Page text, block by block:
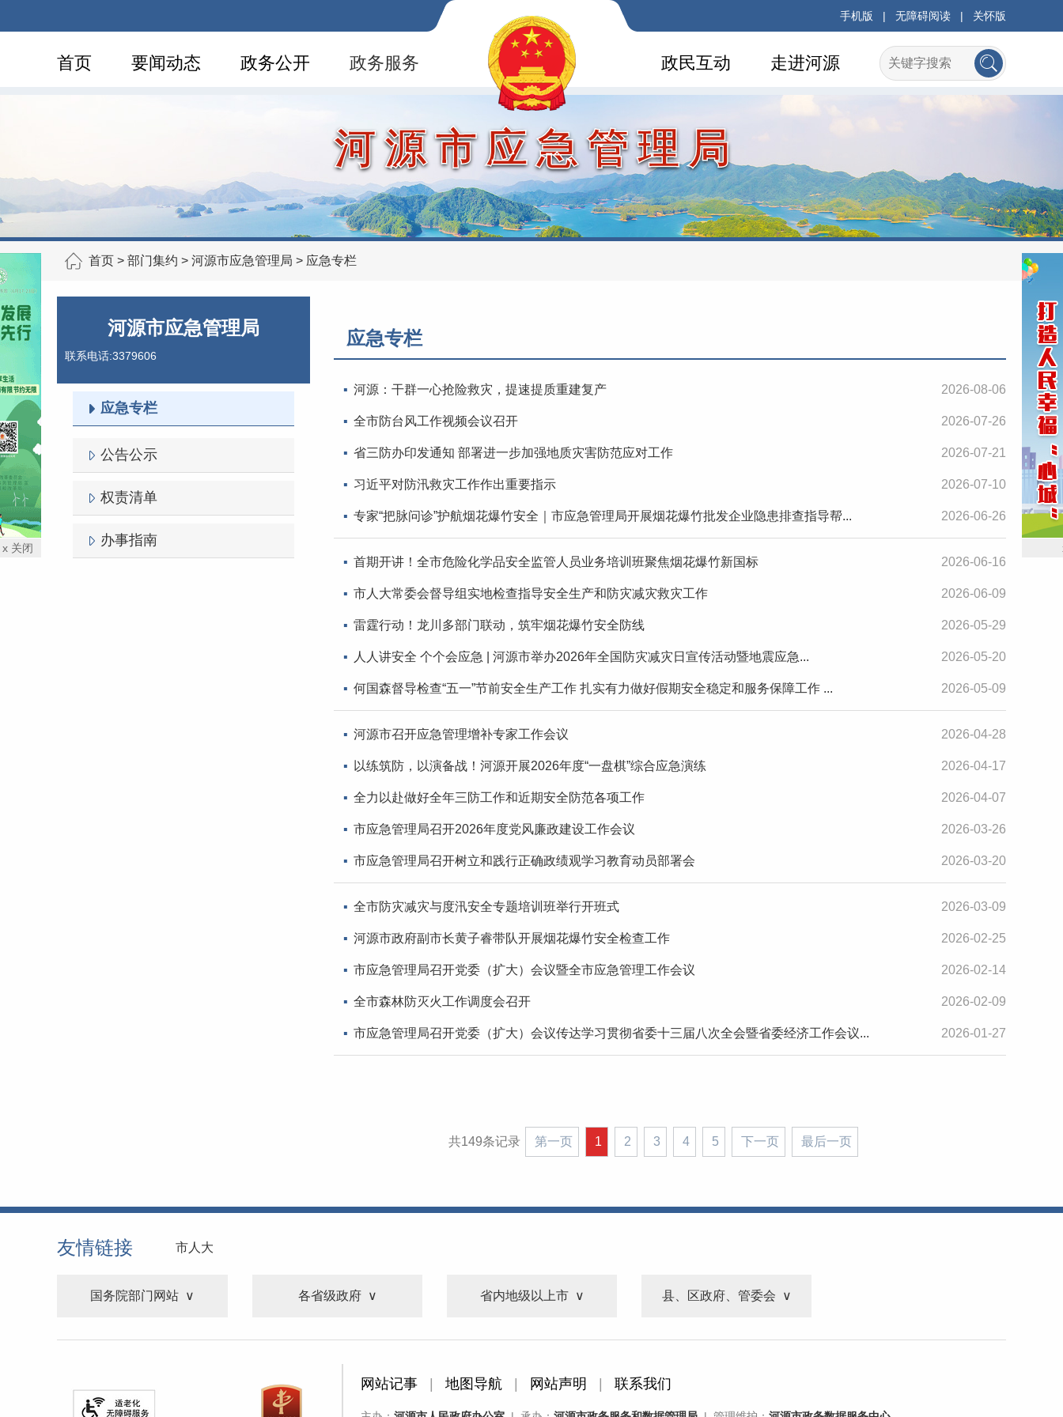
手机版 | 无障碍阅读 | 关怀版
首页 要闻动态 政务公开 政务服务 走进河源
政民互动
河源市应急管理局
首页 > 部门集约 > 河源市应急管理局 > 应急专栏
河源市应急管理局
联系电话:3379606
应急专栏
公告公示
权责清单
办事指南
应急专栏
2026-08-06
河源：干群一心抢险救灾，提速提质重建复产
2026-07-26
全市防台风工作视频会议召开
2026-07-21
省三防办印发通知 部署进一步加强地质灾害防范应对工作
2026-07-10
习近平对防汛救灾工作作出重要指示
2026-06-26
专家“把脉问诊”护航烟花爆竹安全｜市应急管理局开展烟花爆竹批发企业隐患排查指导帮...
2026-06-16
首期开讲！全市危险化学品安全监管人员业务培训班聚焦烟花爆竹新国标
2026-06-09
市人大常委会督导组实地检查指导安全生产和防灾减灾救灾工作
2026-05-29
雷霆行动！龙川多部门联动，筑牢烟花爆竹安全防线
2026-05-20
人人讲安全 个个会应急 | 河源市举办2026年全国防灾减灾日宣传活动暨地震应急...
2026-05-09
何国森督导检查“五一”节前安全生产工作 扎实有力做好假期安全稳定和服务保障工作 ...
2026-04-28
河源市召开应急管理增补专家工作会议
2026-04-17
以练筑防，以演备战！河源开展2026年度“一盘棋”综合应急演练
2026-04-07
全力以赴做好全年三防工作和近期安全防范各项工作
2026-03-26
市应急管理局召开2026年度党风廉政建设工作会议
2026-03-20
市应急管理局召开树立和践行正确政绩观学习教育动员部署会
2026-03-09
全市防灾减灾与度汛安全专题培训班举行开班式
2026-02-25
河源市政府副市长黄子睿带队开展烟花爆竹安全检查工作
2026-02-14
市应急管理局召开党委（扩大）会议暨全市应急管理工作会议
2026-02-09
全市森林防灭火工作调度会召开
2026-01-27
市应急管理局召开党委（扩大）会议传达学习贯彻省委十三届八次全会暨省委经济工作会议...
共149条记录 第一页 1 2 3 4 5 下一页 最后一页
友情链接 市人大
国务院部门网站 各省级政府 省内地级以上市 县、区政府、管委会
网站记事 地图导航 网站声明 联系我们
x 关闭